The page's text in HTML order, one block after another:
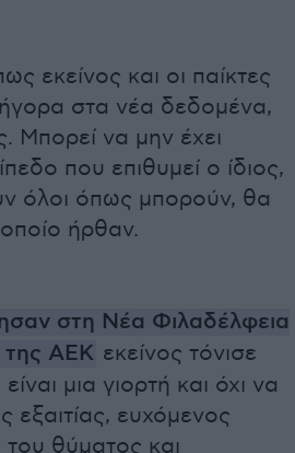
εκείνος και οι παίκτες
στα νέα δεδομένα,
Μπορεί να μην έχει
που επιθυμεί ο ίδιος,
όλοι όπως μπορούν, θα
ήρθαν.
στη Νέα Φιλαδέλφεια
της ΑΕΚ εκείνος τόνισε
μια γιορτή και όχι να
εξαιτίας, ευχόμενος
του θύματος και